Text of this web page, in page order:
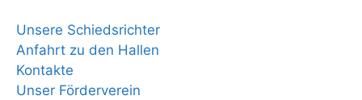
Unsere Schiedsrichter
Anfahrt zu den Hallen
Kontakte
Unser Förderverein